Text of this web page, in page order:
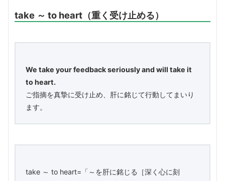
take ～ to heart（重く受け止める）
We take your feedback seriously and will take it
to heart.
ご指摘を真摯に受け止め、肝に銘じて行動してまいり
ます。
take ～ to heart=「～を肝に銘じる［深く心に刻